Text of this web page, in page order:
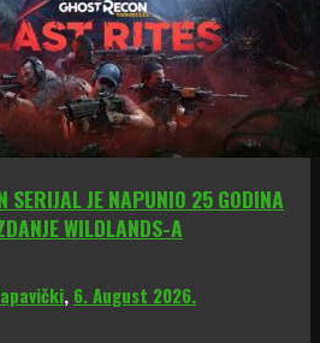
SERIJAL JE NAPUNIO 25 GODINA
WILDLANDS-A
, 6. August 2026.